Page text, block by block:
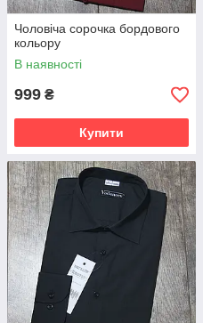
Чоловіча сорочка бордового
кольору
В наявності
999 ₴
Купити